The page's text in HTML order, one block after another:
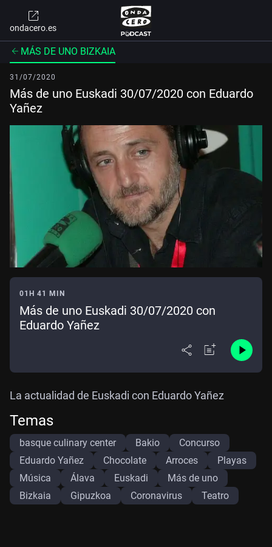
ondacero.es
MÁS DE UNO BIZKAIA
31/07/2020
Más de uno Euskadi 30/07/2020 con Eduardo
Yañez
01H 41 MIN
Más de uno Euskadi 30/07/2020 con
Eduardo Yañez
La actualidad de Euskadi con Eduardo Yañez
Temas
basque culinary center Bakio
Concurso
Eduardo Yañez
Chocolate Arroces
Playas
Música
Álava Euskadi
Más de uno
Bizkaia
Gipuzkoa Coronavirus Teatro